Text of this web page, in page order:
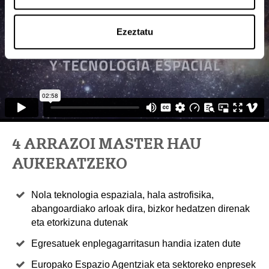
Ezeztatu
4 ARRAZOI MASTER HAU
AUKERATZEKO
Nola teknologia espaziala, hala astrofisika,
abangoardiako arloak dira, bizkor hedatzen direnak
eta etorkizuna dutenak
Egresatuek enplegagarritasun handia izaten dute
Europako Espazio Agentziak eta sektoreko enpresek